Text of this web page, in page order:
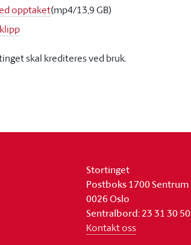
opptaket(mp4/13,9 GB)
skal krediteres ved bruk.
Stortinget
Postboks 1700 Sentrum
0026 Oslo
Sentralbord: 23 31 30 50
Kontakt oss